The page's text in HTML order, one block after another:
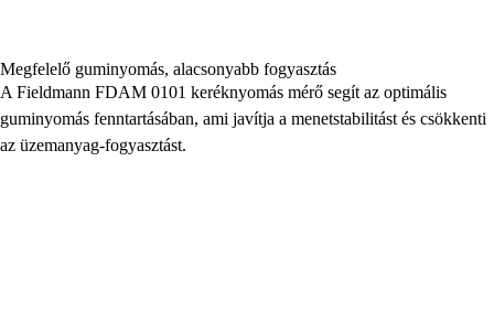
Megfelelő guminyomás, alacsonyabb fogyasztás
A Fieldmann FDAM 0101 keréknyomás mérő segít az optimális
guminyomás fenntartásában, ami javítja a menetstabilitást és csökkenti
az üzemanyag-fogyasztást.